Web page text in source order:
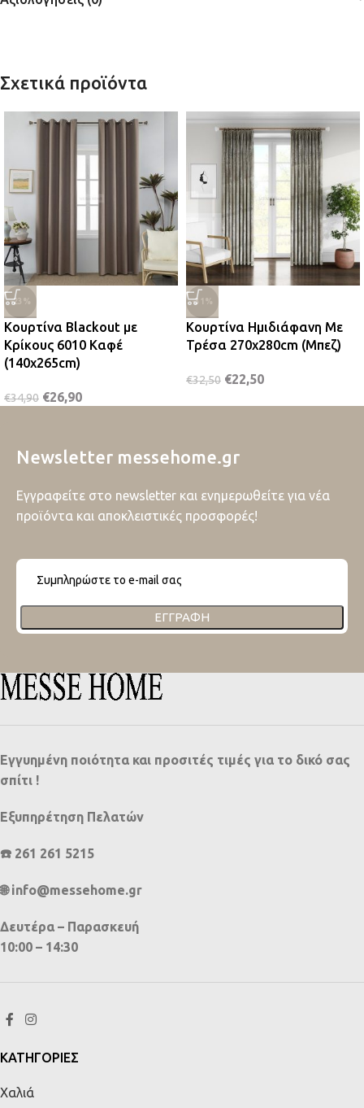
Σχετικά προϊόντα
-23%
Κουρτίνα Blackout με
Κρίκους 6010 Καφέ
(140x265cm)
€34,90 €26,90
-31%
Κουρτίνα Ημιδιάφανη Με
Τρέσα 270x280cm (Μπεζ)
€32,50 €22,50
Newsletter messehome.gr
Εγγραφείτε στο newsletter και ενημερωθείτε για νέα
προϊόντα και αποκλειστικές προσφορές!
ΕΓΓΡΑΦΉ
Εγγυημένη ποιότητα και προσιτές τιμές για το δικό σας
σπίτι !
Εξυπηρέτηση Πελατών
☎️ 261 261 5215
🌐 info@messehome.gr
Δευτέρα – Παρασκευή
10:00 – 14:30
ΚΑΤΗΓΟΡΙΕΣ
Χαλιά